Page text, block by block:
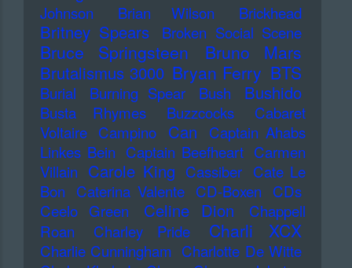
Johnson
Brian Wilson Brickhead
Britney Spears Broken Social Scene
Bruce Springsteen Bruno Mars
Brutalismus 3000 Bryan Ferry BTS
Burial Burning Spear Bush Bushido
Busta Rhymes Buzzcocks
Cabaret
Voltaire Campino Can
Captain Ahabs
Linkes Bein Captain Beefheart Carmen
Villain Carole King Cassiber Cate Le
Bon
Caterina Valente CD-Boxen
CDs
Ceelo Green
Celine Dion
Chappell
Roan
Charley Pride Charli XCX
Charlie Cunningham Charlotte De Witte